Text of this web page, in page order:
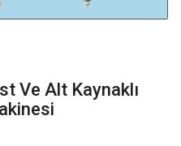
Ve Alt Kaynaklı